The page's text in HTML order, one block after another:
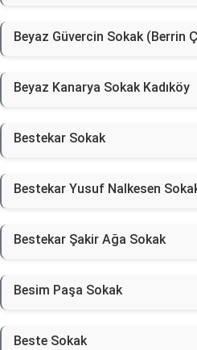
Beyaz Güvercin Sokak (Berrin
Beyaz Kanarya Sokak Kadıköy
Bestekar Sokak
Bestekar Yusuf Nalkesen
Bestekar Şakir Ağa Sokak
Besim Paşa Sokak
Beste Sokak